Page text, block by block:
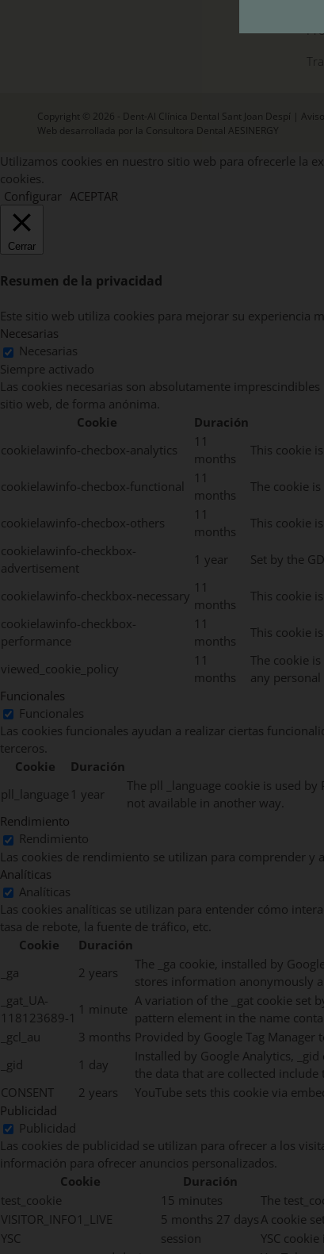
Copyright © 2026 - Dent-Al Clínica Dental Sant Joan Despí |
Web desarrollada por la Consultora Dental AESINERGY
Utilizamos cookies en nuestro sitio web para ofrecerle la
cookies.
Configurar ACEPTAR
Cerrar
Resumen de la privacidad
Este sitio web utiliza cookies para mejorar su experiencia
Necesarias
Necesarias
Siempre activado
Las cookies necesarias son absolutamente
sitio web, de forma anónima.
Cookie
Duración
cookielawinfo-checbox-analytics
11
months
This cookie
cookielawinfo-checbox-functional
11
months
The cookie
cookielawinfo-checbox-others
11
months
This cookie
cookielawinfo-checkbox-
advertisement
1 year Set by the
cookielawinfo-checkbox-necessary
11
months
This cookie
cookielawinfo-checkbox-
performance
11
months
This cookie
viewed_cookie_policy
11
months
The cookie
any personal
Funcionales
Funcionales
Las cookies funcionales ayudan a realizar ciertas
terceros.
Cookie
Duración
pll_language 1 year
The pll _language cookie is used
not available in another way.
Rendimiento
Rendimiento
Las cookies de rendimiento se utilizan para comprender
Analíticas
Analíticas
Las cookies analíticas se utilizan para entender cómo
tasa de rebote, la fuente de tráfico, etc.
Cookie
Duración
_ga
2 years
The _ga cookie, installed by
stores information anonymously
_gat_UA-
118123689-1
1 minute
A variation of the _gat cookie set
pattern element in the name
_gcl_au
3 months Provided by Google Tag
_gid
1 day
Installed by Google Analytics,
the data that are collected
CONSENT
2 years
YouTube sets this cookie via
Publicidad
Publicidad
Las cookies de publicidad se utilizan para ofrecer a los
información para ofrecer anuncios personalizados.
Cookie
Duración
test_cookie
15 minutes
The
VISITOR_INFO1_LIVE
5 months 27 daysA cookie
YSC
session
YSC